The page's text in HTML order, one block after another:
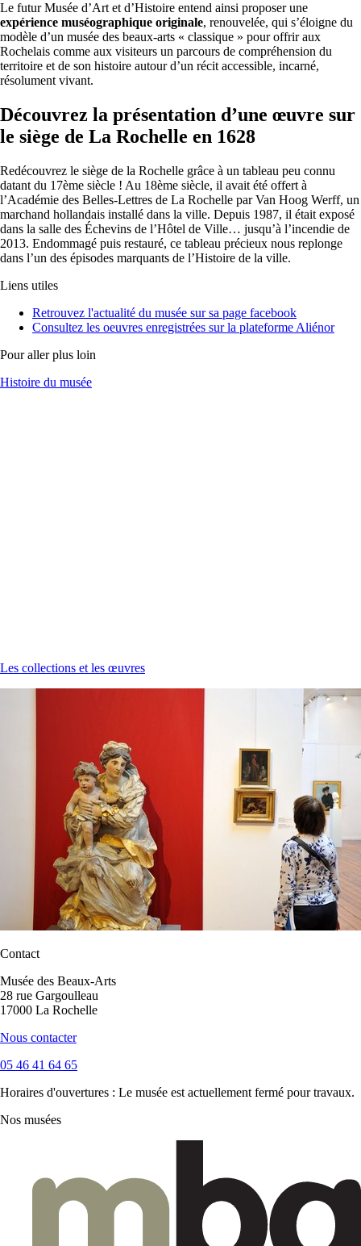
Le futur Musée d’Art et d’Histoire entend ainsi proposer une
expérience muséographique originale, renouvelée, qui s’éloigne du
modèle d’un musée des beaux-arts « classique » pour offrir aux
Rochelais comme aux visiteurs un parcours de compréhension du
territoire et de son histoire autour d’un récit accessible, incarné,
résolument vivant.
Découvrez la présentation d’une œuvre sur
le siège de La Rochelle en 1628
Redécouvrez le siège de la Rochelle grâce à un tableau peu connu
datant du 17ème siècle ! Au 18ème siècle, il avait été offert à
l’Académie des Belles-Lettres de La Rochelle par Van Hoog Werff, un
marchand hollandais installé dans la ville. Depuis 1987, il était exposé
dans la salle des Échevins de l’Hôtel de Ville… jusqu’à l’incendie de
2013. Endommagé puis restauré, ce tableau précieux nous replonge
dans l’un des épisodes marquants de l’Histoire de la ville.
Liens utiles
Retrouvez l'actualité du musée sur sa page facebook
Consultez les oeuvres enregistrées sur la plateforme Aliénor
Pour aller plus loin
Histoire du musée
Les collections et les œuvres
Contact
Musée des Beaux-Arts
28 rue Gargoulleau
17000 La Rochelle
Nous contacter
05 46 41 64 65
Horaires d'ouvertures : Le musée est actuellement fermé pour travaux.
Nos musées